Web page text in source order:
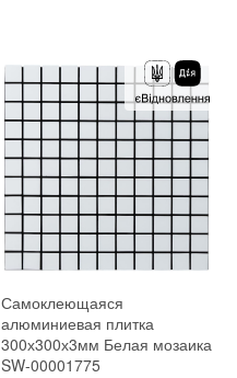
Основа
Самоклейка, Сетка
Назначение:
В интерьере, Для бани, Для бассейна, Для ванной комнаты и туалета, Для гостинной, Для душевой, Для кухни, Для спальни, Для фартука
Вес модуля: 0.57 кг
Размеры чипа: 25x25 мм
Толщина чипа: 4.5 мм
Площадь модуля: 0,088 м²
Страна производителя: Китай
Бренд: Sticker Wall
Тип поверхности: Глянцевая
Самоклеющаяся
алюминиевая плитка
300х300х3мм Белая мозаика
SW-00001775